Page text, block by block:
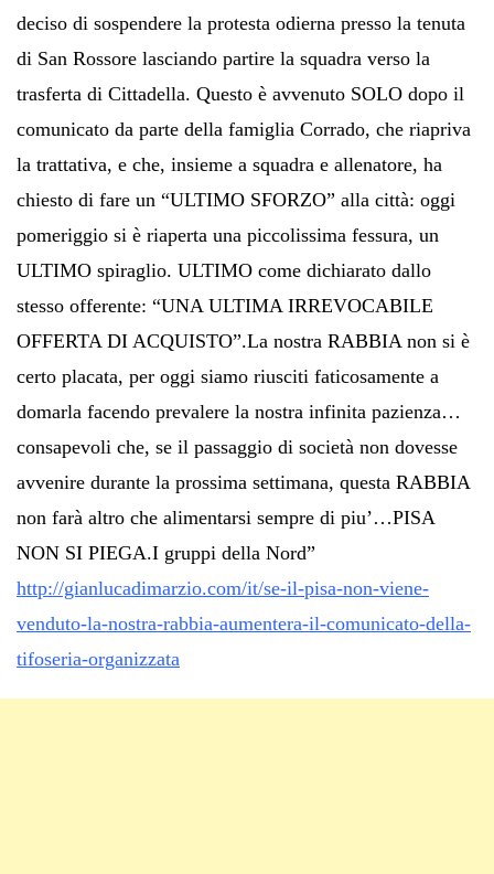
deciso di sospendere la protesta odierna presso la tenuta
di San Rossore lasciando partire la squadra verso la
trasferta di Cittadella. Questo è avvenuto SOLO dopo il
comunicato da parte della famiglia Corrado, che riapriva
la trattativa, e che, insieme a squadra e allenatore, ha
chiesto di fare un “ULTIMO SFORZO” alla città: oggi
pomeriggio si è riaperta una piccolissima fessura, un
ULTIMO spiraglio. ULTIMO come dichiarato dallo
stesso offerente: “UNA ULTIMA IRREVOCABILE
OFFERTA DI ACQUISTO”.La nostra RABBIA non si è
certo placata, per oggi siamo riusciti faticosamente a
domarla facendo prevalere la nostra infinita pazienza…
consapevoli che, se il passaggio di società non dovesse
avvenire durante la prossima settimana, questa RABBIA
non farà altro che alimentarsi sempre di piu’…PISA
NON SI PIEGA.I gruppi della Nord”
http://gianlucadimarzio.com/it/se-il-pisa-non-viene-
venduto-la-nostra-rabbia-aumentera-il-comunicato-della-
tifoseria-organizzata